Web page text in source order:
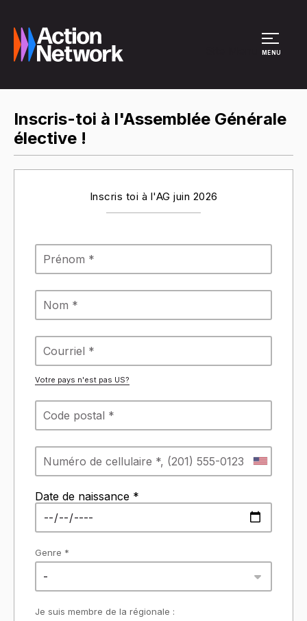
MENU
Inscris-toi à l'Assemblée Générale
élective !
Inscris toi à l'AG juin 2026
Votre pays n'est pas US?
Date de naissance *
Genre *
-
Je suis membre de la régionale :